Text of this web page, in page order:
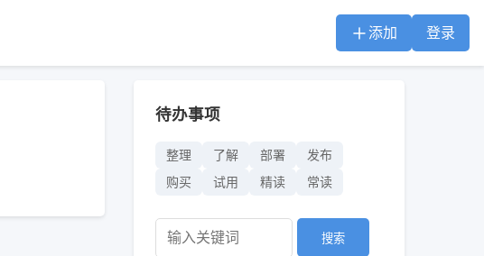
添加 登录
待办事项
整理 了解 部署
发布
购买
试用 精读 常读
搜索